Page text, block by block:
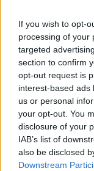
If you wish to opt-
processing of your
targeted
section to confirm
opt-out request is
interest-based ads
us or personal
your opt-out. You
disclosure of your
IAB’s list of
also be disclosed
Downstream
kiállítás és
maszkmesterrel
A besúgó
A Hungexpón
rendezvényen
brand rajongói
az HBO Max
további
akkor